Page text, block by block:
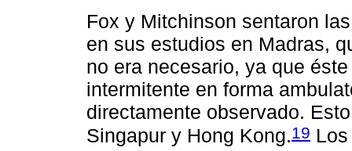
Fox y Mitchinson sentaron
en sus estudios en Madras,
no era necesario, ya que
intermitente en forma
directamente observado.
Singapur y Hong Kong.19